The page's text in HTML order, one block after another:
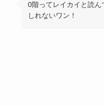
0階ってレイカイと読
しれないワン！